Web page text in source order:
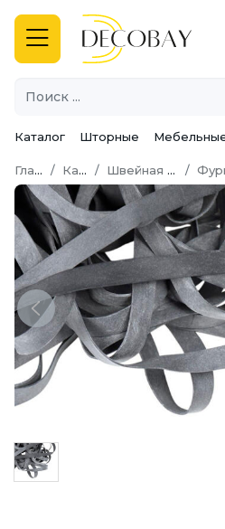
Каталог Шторные
Главная Каталог Швейная фурнитура
Previous